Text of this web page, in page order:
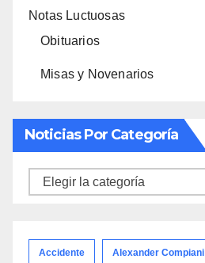
Notas Luctuosas
Obituarios
Misas y Novenarios
Noticias Por Categoría
Noticias
Accidente Alexander Compiani